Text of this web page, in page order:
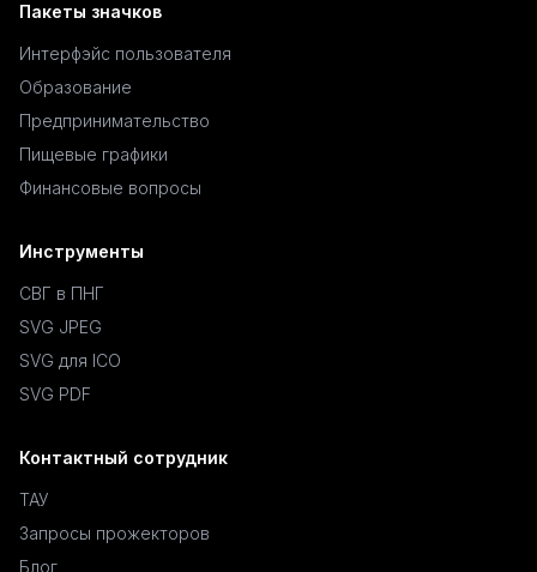
Пакеты значков
Интерфэйс пользователя
Образование
Предпринимательство
Пищевые графики
Финансовые вопросы
Инструменты
СВГ в ПНГ
SVG JPEG
SVG для ICO
SVG PDF
Контактный сотрудник
ТАУ
Запросы прожекторов
Блог